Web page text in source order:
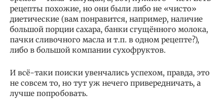
рецепты похожие, но они были либо не «чисто»
диетические (вам понравится, например, наличие
большой порции сахара, банки сгущённого молока,
пачки сливочного масла и т.п. в одном рецепте?),
либо в большой компании сухофруктов.
И всё-таки поиски увенчались успехом, правда, это
не совсем то, но тут уж нечего привередничать, а
лучше попробовать.